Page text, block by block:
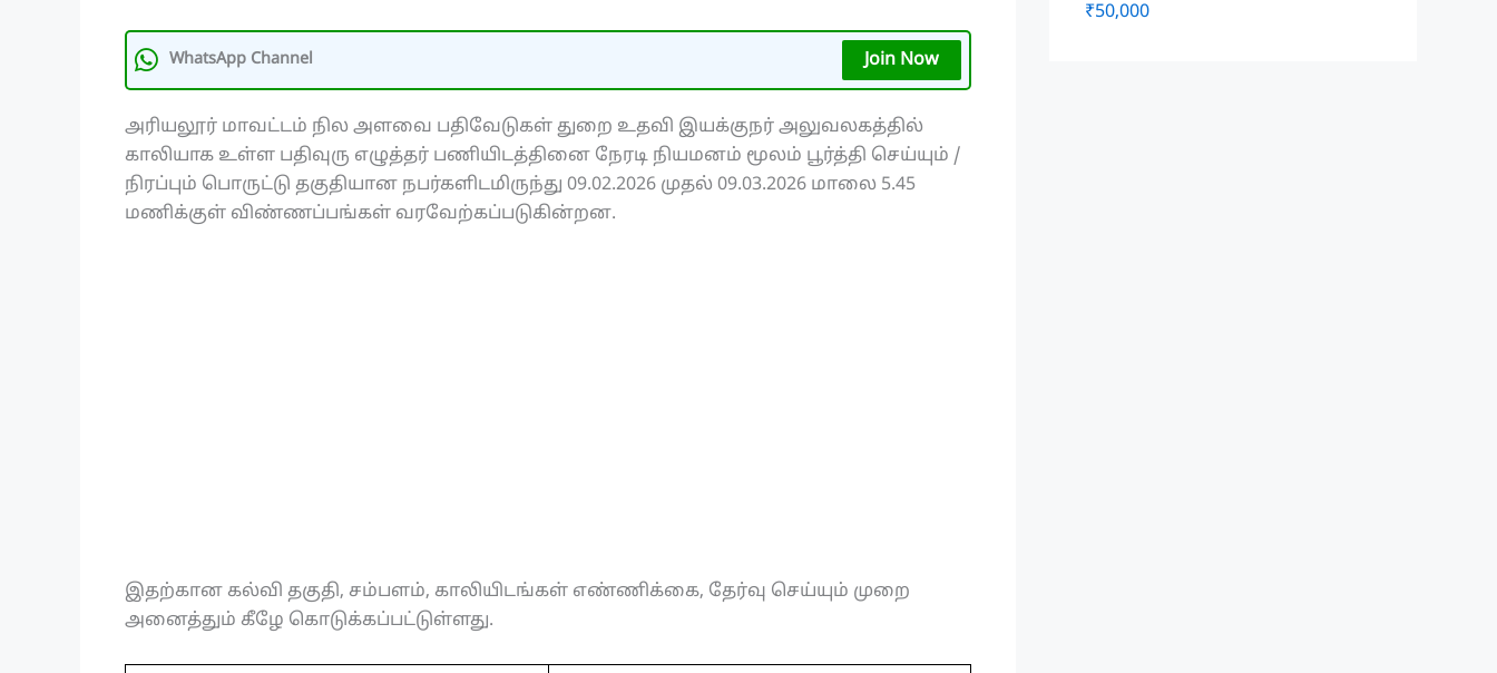
WhatsApp Channel Join Now
அரியலூர் மாவட்டம் நில அளவை பதிவேடுகள் துறை உதவி இயக்குநர் அலுவலகத்தில்
காலியாக உள்ள பதிவுரு எழுத்தர் பணியிடத்தினை நேரடி நியமனம் மூலம் பூர்த்தி செய்யும் /
நிரப்பும் பொருட்டு தகுதியான நபர்களிடமிருந்து 09.02.2026 முதல் 09.03.2026 மாலை 5.45
மணிக்குள் விண்ணப்பங்கள் வரவேற்கப்படுகின்றன.
இதற்கான கல்வி தகுதி, சம்பளம், காலியிடங்கள் எண்ணிக்கை, தேர்வு செய்யும் முறை
அனைத்தும் கீழே கொடுக்கப்பட்டுள்ளது.
₹50,000